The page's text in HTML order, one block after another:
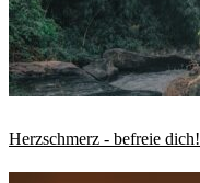
Herzschmerz - befreie dich!